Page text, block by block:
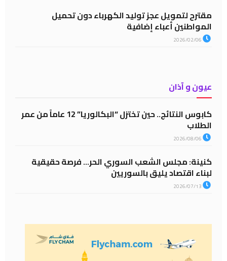
مقترح لتمويل عجز توليد الكهرباء دون تحميل
المواطنين أعباء إضافية
عيون و آذان
كابوس النتائج.. حين تختزل “البكالوريا” 12 عاماً من عمر
الطلاب
كنينة: مجلس الشعب السوري الحر… فرصة حقيقية
لبناء اقتصاد يليق بالسوريين